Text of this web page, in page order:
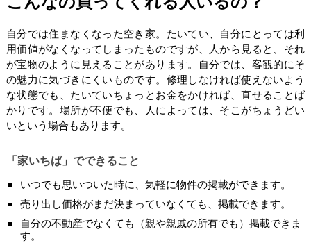
自分では住まなくなった空き家。たいてい、自分にとっては利
用価値がなくなってしまったものですが、人から見ると、それ
が宝物のように見えることがあります。自分では、客観的にそ
の魅力に気づきにくいものです。修理しなければ使えないよう
な状態でも、たいていちょっとお金をかければ、直せることば
かりです。場所が不便でも、人によっては、そこがちょうどい
いという場合もあります。
「家いちば」でできること
いつでも思いついた時に、気軽に物件の掲載ができます。
売り出し価格がまだ決まっていなくても、掲載できます。
自分の不動産でなくても（親や親戚の所有でも）掲載できま
す。